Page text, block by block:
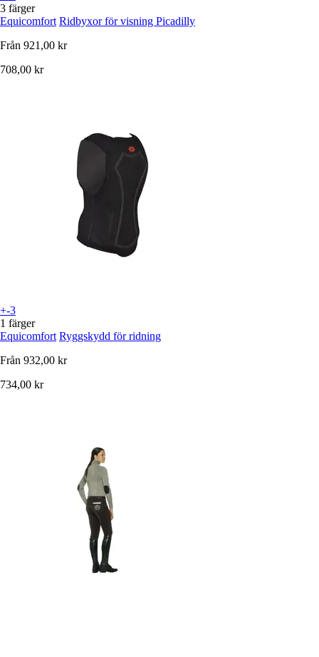
3 färger
Equicomfort Ridbyxor för visning Picadilly
Från 921,00 kr
708,00 kr
+-3
1 färger
Equicomfort Ryggskydd för ridning
Från 932,00 kr
734,00 kr